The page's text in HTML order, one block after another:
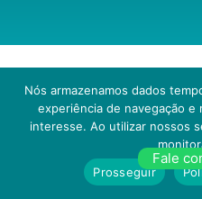
SERVIÇOS DE
PAULO E
Fale
Nós armazenamos dados
experiência de navegação
interesse. Ao utilizar nossos
Prosseguir